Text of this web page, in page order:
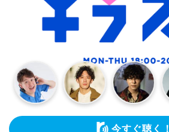
今すぐ聴く！